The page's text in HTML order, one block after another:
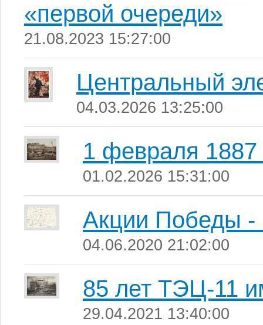
«первой очереди»
21.08.2023 15:27:00
Центральный
04.03.2026 13:25:00
1 февраля 1887
01.02.2026 15:31:00
Акции Победы -
04.06.2020 21:02:00
85 лет ТЭЦ-11
29.04.2021 13:40:00